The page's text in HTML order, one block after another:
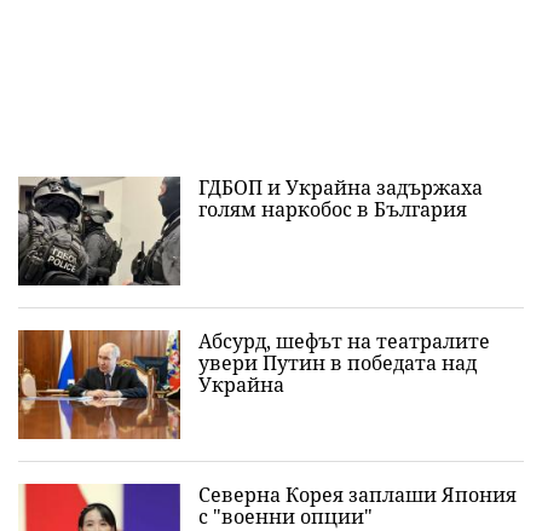
ГДБОП и Украйна задържаха
голям наркобос в България
Абсурд, шефът на театралите
увери Путин в победата над
Украйна
Северна Корея заплаши Япония
с "военни опции"